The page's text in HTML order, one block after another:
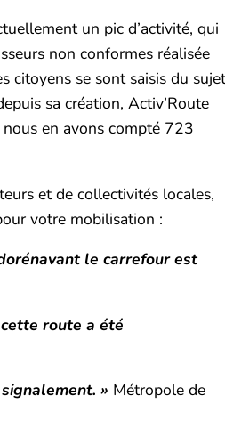
un pic d’activité, qui
non conformes réalisée
citoyens se sont saisis du sujet
sa création, Activ’Route
en avons compté 723
et de collectivités locales,
votre mobilisation :
le carrefour est
route a été
» Métropole de